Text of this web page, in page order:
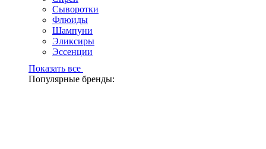
Сыворотки
Флюиды
Шампуни
Эликсиры
Эссенции
Показать все
Популярные бренды: